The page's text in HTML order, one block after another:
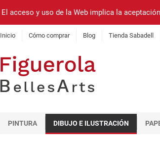
El acceso y uso de la Web implica la
Inicio Cómo comprar Blog Tienda Sabadell
PINTURA DIBUJO E ILUSTRACIÓN